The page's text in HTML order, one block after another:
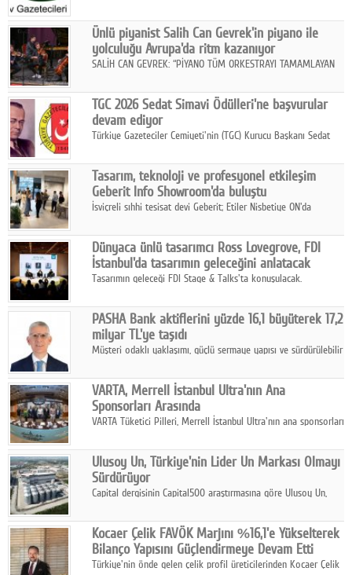
hedefiyle internet sitesini ve sosyal medya kanallarını yeniledi.
Ünlü piyanist Salih Can Gevrek'in piyano ile
yolculuğu Avrupa'da ritm kazanıyor
SALİH CAN GEVREK: “PİYANO TÜM ORKESTRAYI TAMAMLAYAN
ETKİ YARATIYOR"
TGC 2026 Sedat Simavi Ödülleri'ne başvurular
devam ediyor
Türkiye Gazeteciler Cemiyeti'nin (TGC) Kurucu Başkanı Sedat
Tasarım, teknoloji ve profesyonel etkileşim
Geberit Info Showroom'da buluştu
İsviçreli sıhhi tesisat devi Geberit; Etiler Nisbetiye ON'da
ortaklığıyla özel bir davete ev sahipliği yaptı.
Dünyaca ünlü tasarımcı Ross Lovegrove, FDI
İstanbul'da tasarımın geleceğini anlatacak
Tasarımın geleceği FDI Stage & Talks'ta konuşulacak.
PASHA Bank aktiflerini yüzde 16,1 büyüterek 17,2
milyar TL'ye taşıdı
Müşteri odaklı yaklaşımı, güçlü sermaye yapısı ve sürdürülebilir
yılının ilk yarısında güçlü finansal performansını korudu.
VARTA, Merrell İstanbul Ultra'nın Ana
Sponsorları Arasında
VARTA Tüketici Pilleri, Merrell İstanbul Ultra'nın ana sponsorları
enerjisine güç katıyor.
Ulusoy Un, Türkiye'nin Lider Un Markası Olmayı
Sürdürüyor
Capital dergisinin Capital500 araştırmasına göre Ulusoy Un,
hasılatıyla Türkiye'nin en büyük 83. firması oldu.
Kocaer Çelik FAVÖK Marjını %16,1'e Yükselterek
Bilanço Yapısını Güçlendirmeye Devam Etti
Türkiye'nin önde gelen çelik profil üreticilerinden Kocaer Çelik